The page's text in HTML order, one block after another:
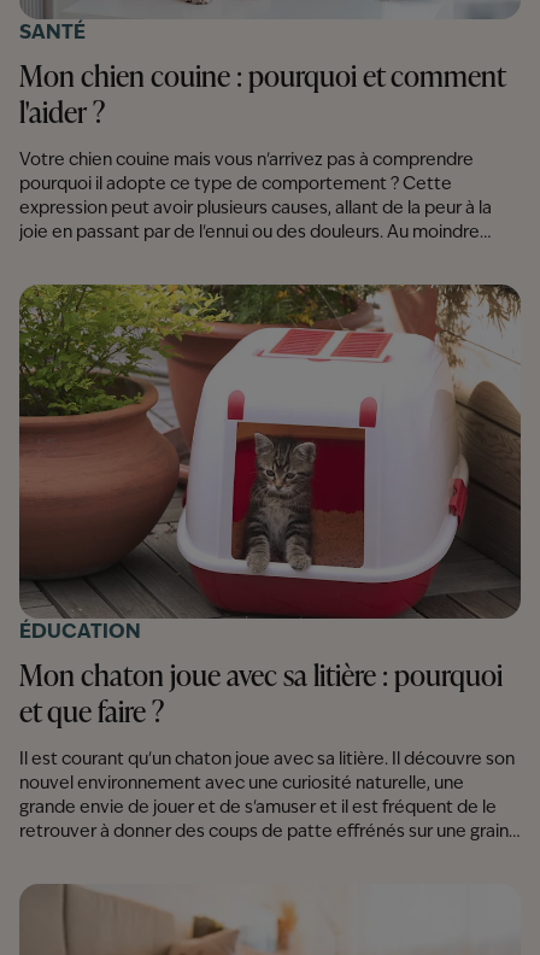
SANTÉ
Mon chien couine : pourquoi et comment
l'aider ?
Votre chien couine mais vous n'arrivez pas à comprendre
pourquoi il adopte ce type de comportement ? Cette
expression peut avoir plusieurs causes, allant de la peur à la
joie en passant par de l'ennui ou des douleurs. Au moindre
ÉDUCATION
Mon chaton joue avec sa litière : pourquoi
et que faire ?
Il est courant qu'un chaton joue avec sa litière. Il découvre son
nouvel environnement avec une curiosité naturelle, une
grande envie de jouer et de s'amuser et il est fréquent de le
retrouver à donner des coups de patte effrénés sur une graine